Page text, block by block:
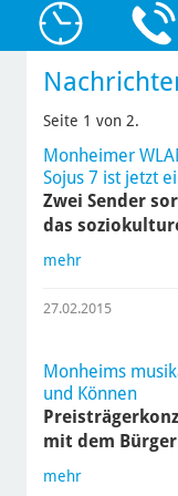
Seite 1 von 2.
Monheimer
Sojus 7 ist jetzt
Zwei Sender
das
mehr
27.02.2015
Monheims
und Können
mit dem
mehr